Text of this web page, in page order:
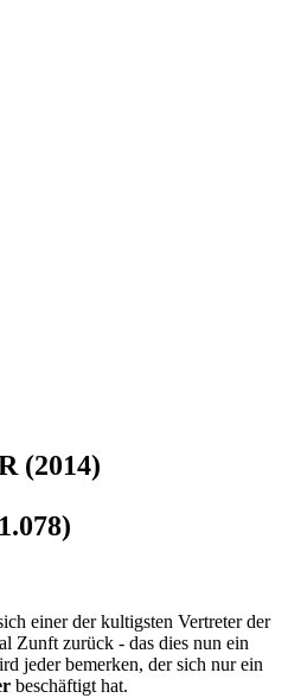
(2014)
einer der kultigsten Vertreter der
Zunft zurück - das dies nun ein
jeder bemerken, der sich nur ein
beschäftigt hat.